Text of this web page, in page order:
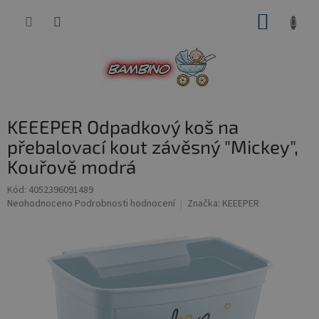
KEEEPER Odpadkový koš na
přebalovací kout závěsný "Mickey",
Kouřově modrá
Kód: 4052396091489
Průměrné
Neohodnoceno Podrobnosti hodnocení Značka: KEEEPER